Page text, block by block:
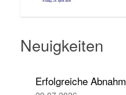
Neuigkeiten
Erfolgreiche